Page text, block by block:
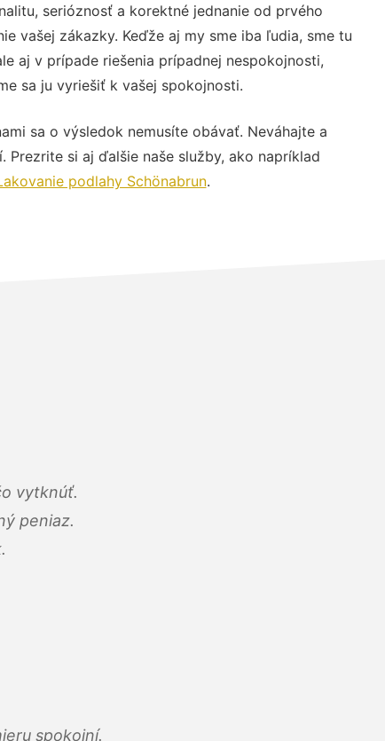
serióznosť a korektné jednanie od prvého
vašej zákazky. Keďže aj my sme iba ľudia, sme tu
aj v prípade riešenia prípadnej nespokojnosti,
sa ju vyriešiť k vašej spokojnosti.
sa o výsledok nemusíte obávať. Neváhajte a
si aj ďalšie naše služby, ako napríklad
podlahy Schönabrun.
vytknúť.
peniaz.
spokojní.